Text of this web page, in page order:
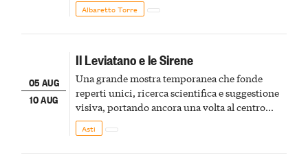
Albaretto Torre
05 AUG
10 AUG
Il Leviatano e le Sirene
Una grande mostra temporanea che fonde
reperti unici, ricerca scientifica e suggestione
visiva, portando ancora una volta al centro
della scena le meraviglie del passato astigiano
Asti